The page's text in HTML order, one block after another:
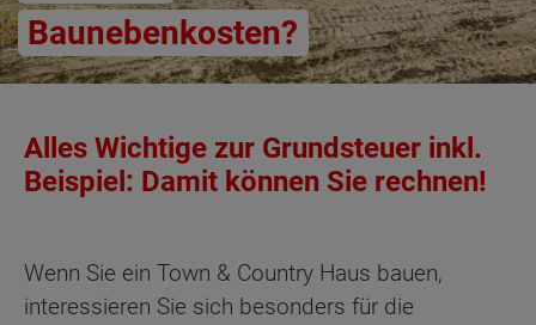
Baunebenkosten?
Alles Wichtige zur Grundsteuer inkl.
Beispiel: Damit können Sie rechnen!
Wenn Sie ein Town & Country Haus bauen,
interessieren Sie sich besonders für die